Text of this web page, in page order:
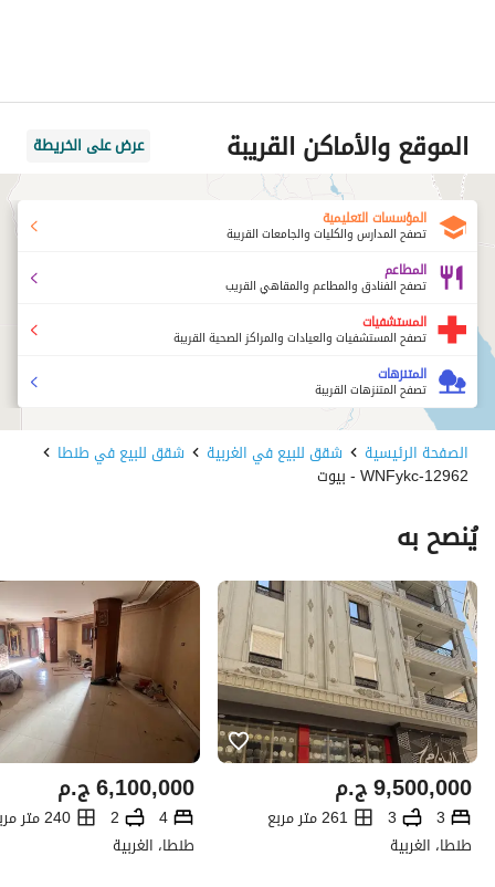
الموقع والأماكن القريبة عرض على الخريطة
المؤسسات التعليمية
تصفح المدارس والكليات والجامعات القريبة
المطاعم
تصفح الفنادق والمطاعم والمقاهي القريب
المستشفيات
تصفح المستشفيات والعيادات والمراكز الصحية القريبة
المتنزهات
تصفح المتنزهات القريبة
الصفحة الرئيسية شقق للبيع في الغربية شقق للبيع في طنطا
12962-WNFykc - بيوت
يُنصح به
ج.م9,500,000
3
3
261 متر مربع
طنطا، الغربية
ج.م6,100,000
4
2
240 متر مربع
طنطا، الغربية